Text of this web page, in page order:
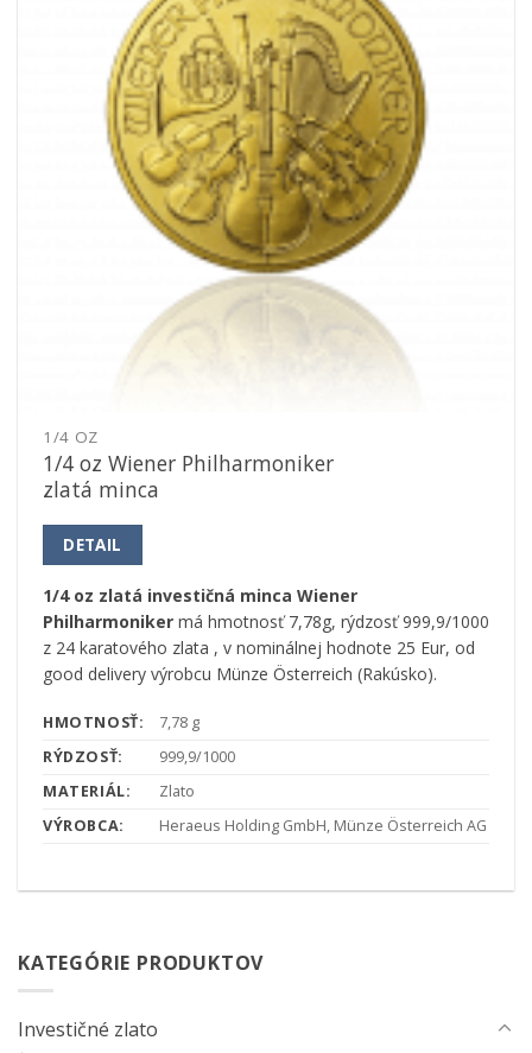
1/4 OZ
1/4 oz Wiener Philharmoniker
zlatá minca
DETAIL
1/4 oz zlatá investičná minca Wiener
Philharmonikermá hmotnosť 7,78g, rýdzosť 999,9/1000
z 24 karatového zlata , v nominálnej hodnote 25 Eur, od
good delivery výrobcu Münze Österreich (Rakúsko).
HMOTNOSŤ:
7,78 g
RÝDZOSŤ:
999,9/1000
MATERIÁL:
Zlato
VÝROBCA:
Heraeus Holding GmbH, Münze Österreich AG
KATEGÓRIE PRODUKTOV
Investičné zlato